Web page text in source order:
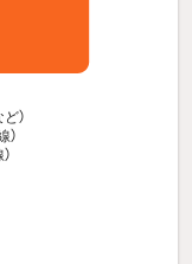
ど）
）